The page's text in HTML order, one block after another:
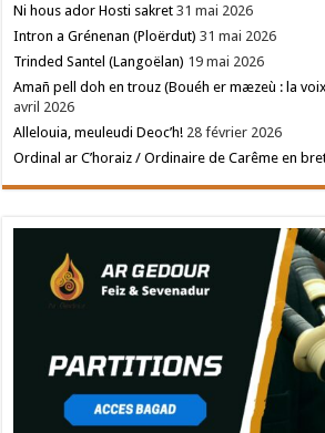
Ni hous ador Hosti sakret 31 mai 2026
Intron a Grénenan (Ploërdut) 31 mai 2026
Trinded Santel (Langoëlan) 19 mai 2026
Amañ pell doh en trouz (Bouéh er mæzeù : la
avril 2026
Allelouia, meuleudi Deoc’h! 28 février 2026
Ordinal ar C’horaiz / Ordinaire de Carême en